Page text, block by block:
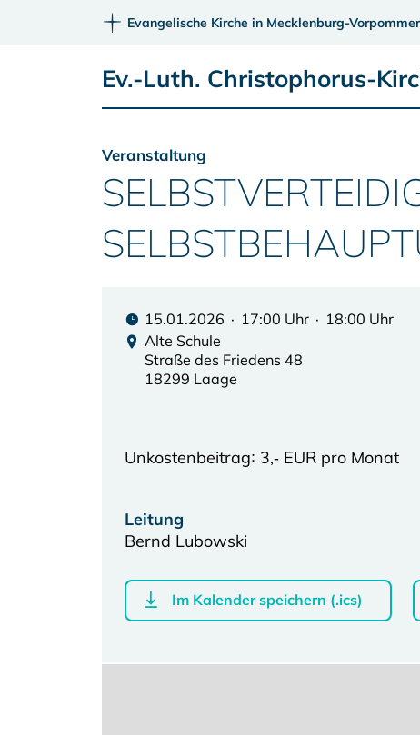
Evangelische Kirche in Mecklenburg-
Ev.-Luth. Christophorus-
Veranstaltung
15.01.2026 · 17:00 Uhr · 18:00 Uhr
Alte Schule
Straße des Friedens 48
18299 Laage
Unkostenbeitrag꞉ 3,‑ EUR pro Monat
Leitung
Bernd Lubowski
Im Kalender speichern (.ics)